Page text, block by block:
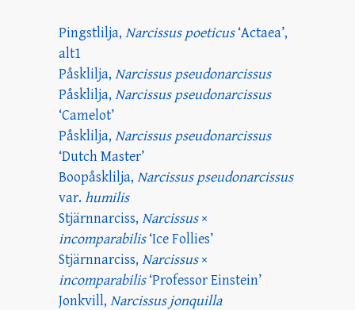
Pingstlilja, Narcissus poeticus‘Actaea’,
alt1
Påsklilja, Narcissus pseudonarcissus
Påsklilja, Narcissus pseudonarcissus
‘Camelot’
Påsklilja, Narcissus pseudonarcissus
‘Dutch Master’
Boopåsklilja, Narcissus pseudonarcissus
var. humilis
Stjärnnarciss, Narcissus×
incomparabilis‘Ice Follies’
Stjärnnarciss, Narcissus×
incomparabilis‘Professor Einstein’
Jonkvill, Narcissus jonquilla